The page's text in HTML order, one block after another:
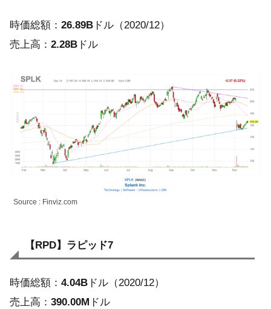
時価総額： 26.89B ドル（2020/12）
売上高： 2.28B ドル
Source : Finviz.com
【RPD】ラピッド7
時価総額： 4.04B ドル（2020/12）
売上高： 390.00M ドル